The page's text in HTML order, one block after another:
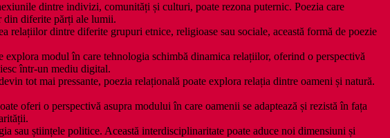
dintre indivizi, comunități și culturi, poate rezona puternic. Poezia care
din diferite părți ale lumii.
dintre diferite grupuri etnice, religioase sau sociale, această formă de poezie
modul în care tehnologia schimbă dinamica relațiilor, oferind o perspectivă
într-un mediu digital.
tot mai pressante, poezia relațională poate explora relația dintre oameni și natură.
oferi o perspectivă asupra modului în care oamenii se adaptează și rezistă în fața
sau științele politice. Această interdisciplinaritate poate aduce noi dimensiuni și